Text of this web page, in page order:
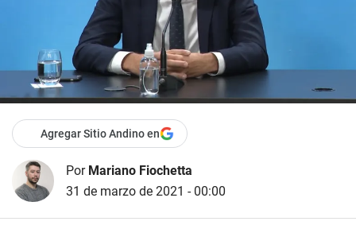
Agregar Sitio Andino en
Por Mariano Fiochetta
31 de marzo de 2021 - 00:00